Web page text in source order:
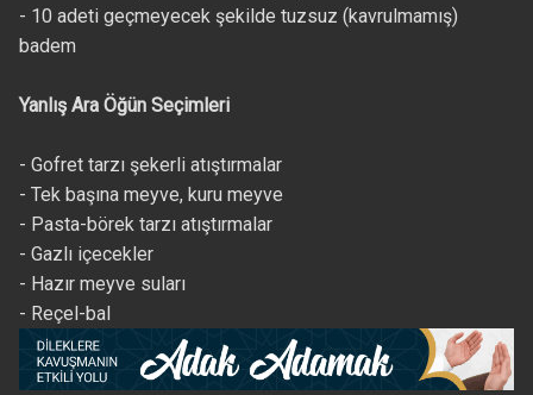
- 10 adeti geçmeyecek şekilde tuzsuz (kavrulmamış)
badem
Yanlış Ara Öğün Seçimleri
- Gofret tarzı şekerli atıştırmalar
- Tek başına meyve, kuru meyve
- Pasta-börek tarzı atıştırmalar
- Gazlı içecekler
- Hazır meyve suları
- Reçel-bal